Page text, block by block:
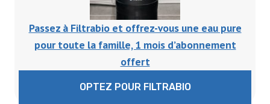
Passez à Filtrabio et offrez-vous une eau pure
pour toute la famille, 1 mois d’abonnement
offert
OPTEZ POUR FILTRABIO